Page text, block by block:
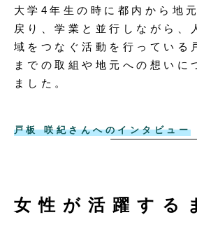
大学4年生の時に都内から地
戻り、学業と並行しながら、
域をつなぐ活動を行っている
までの取組や地元への想いに
ました。
戸板 咲紀さんへのインタビュー
女性が活躍する